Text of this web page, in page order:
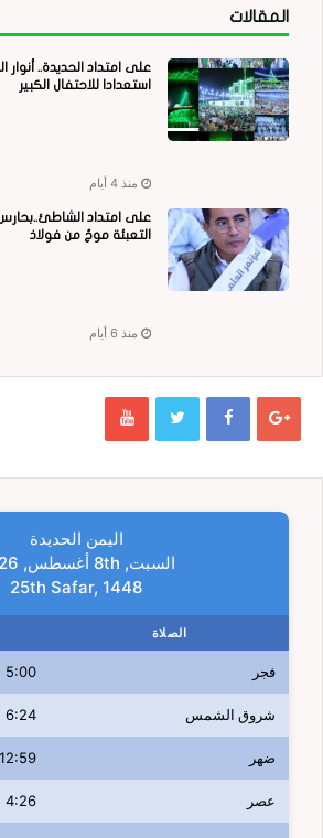
المقالات
على امتداد الحديدة.. أنوار
استعدادا للاحتفال الكبير
منذ 4 أيام
على امتداد الشاطئ..بحارس
التعبئة موجٌ من فولاذ
منذ 6 أيام
اليمن الحديدة
السبت, 8th أغسطس, 2026
25th Safar, 1448
الصلاة
فجر 5:00 AM
شروق الشمس 6:24 AM
ضهر 12:59 PM
عصر 4:26 PM